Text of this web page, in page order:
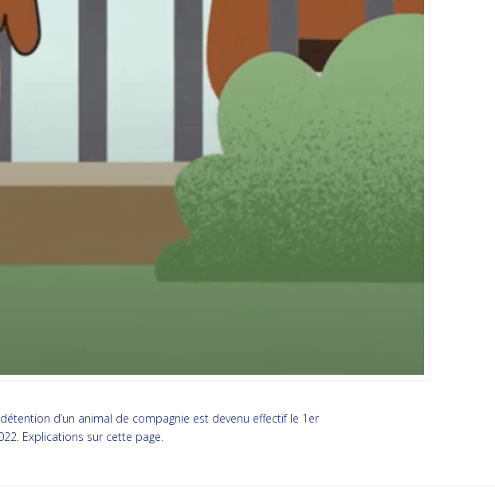
d’un animal de compagnie est devenu effectif le 1er
Explications sur cette page.